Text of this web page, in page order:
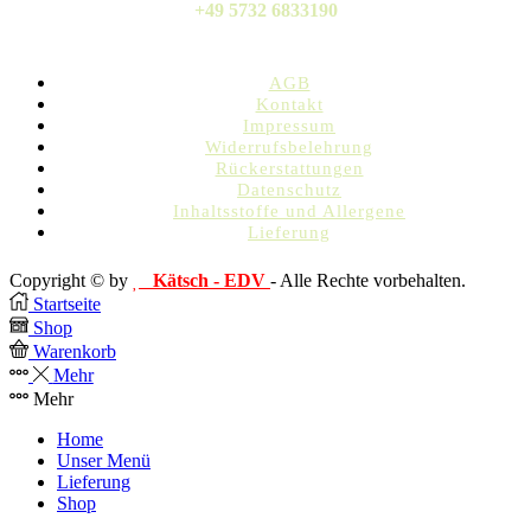
+49 5732 6833190
AGB
Kontakt
Impressum
Widerrufsbelehrung
Rückerstattungen
Datenschutz
Inhaltsstoffe und Allergene
Lieferung
Copyright © by Kätsch - EDV - Alle Rechte vorbehalten.
Startseite
Shop
Warenkorb
Mehr
Mehr
Home
Unser Menü
Lieferung
Shop